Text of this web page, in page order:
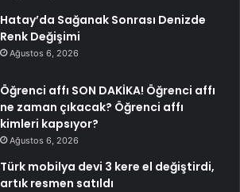
Hatay’da Sağanak Sonrası Denizde
Renk Değişimi
Ağustos 6, 2026
Öğrenci affı SON DAKİKA! Öğrenci affı
ne zaman çıkacak? Öğrenci affı
kimleri kapsıyor?
Ağustos 6, 2026
Türk mobilya devi 3 kere el değiştirdi,
artık resmen satıldı